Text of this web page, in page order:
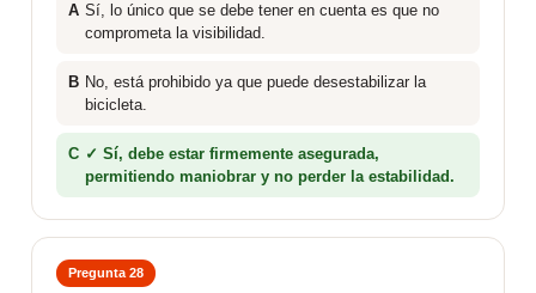
A Sí, lo único que se debe tener en cuenta es que no
comprometa la visibilidad.
B No, está prohibido ya que puede desestabilizar la
bicicleta.
C ✓ Sí, debe estar firmemente asegurada,
permitiendo maniobrar y no perder la estabilidad.
Pregunta 28